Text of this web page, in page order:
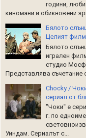
години,
киномани и обикновени
Бялото
Целият филм
Бялото
игрален
студио
Представлява съчетание
Chocky /
сериал от
"Чоки" е
г. по
Уиндам. Сериалът с...